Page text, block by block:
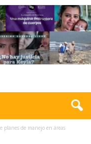
planes de manejo en áreas